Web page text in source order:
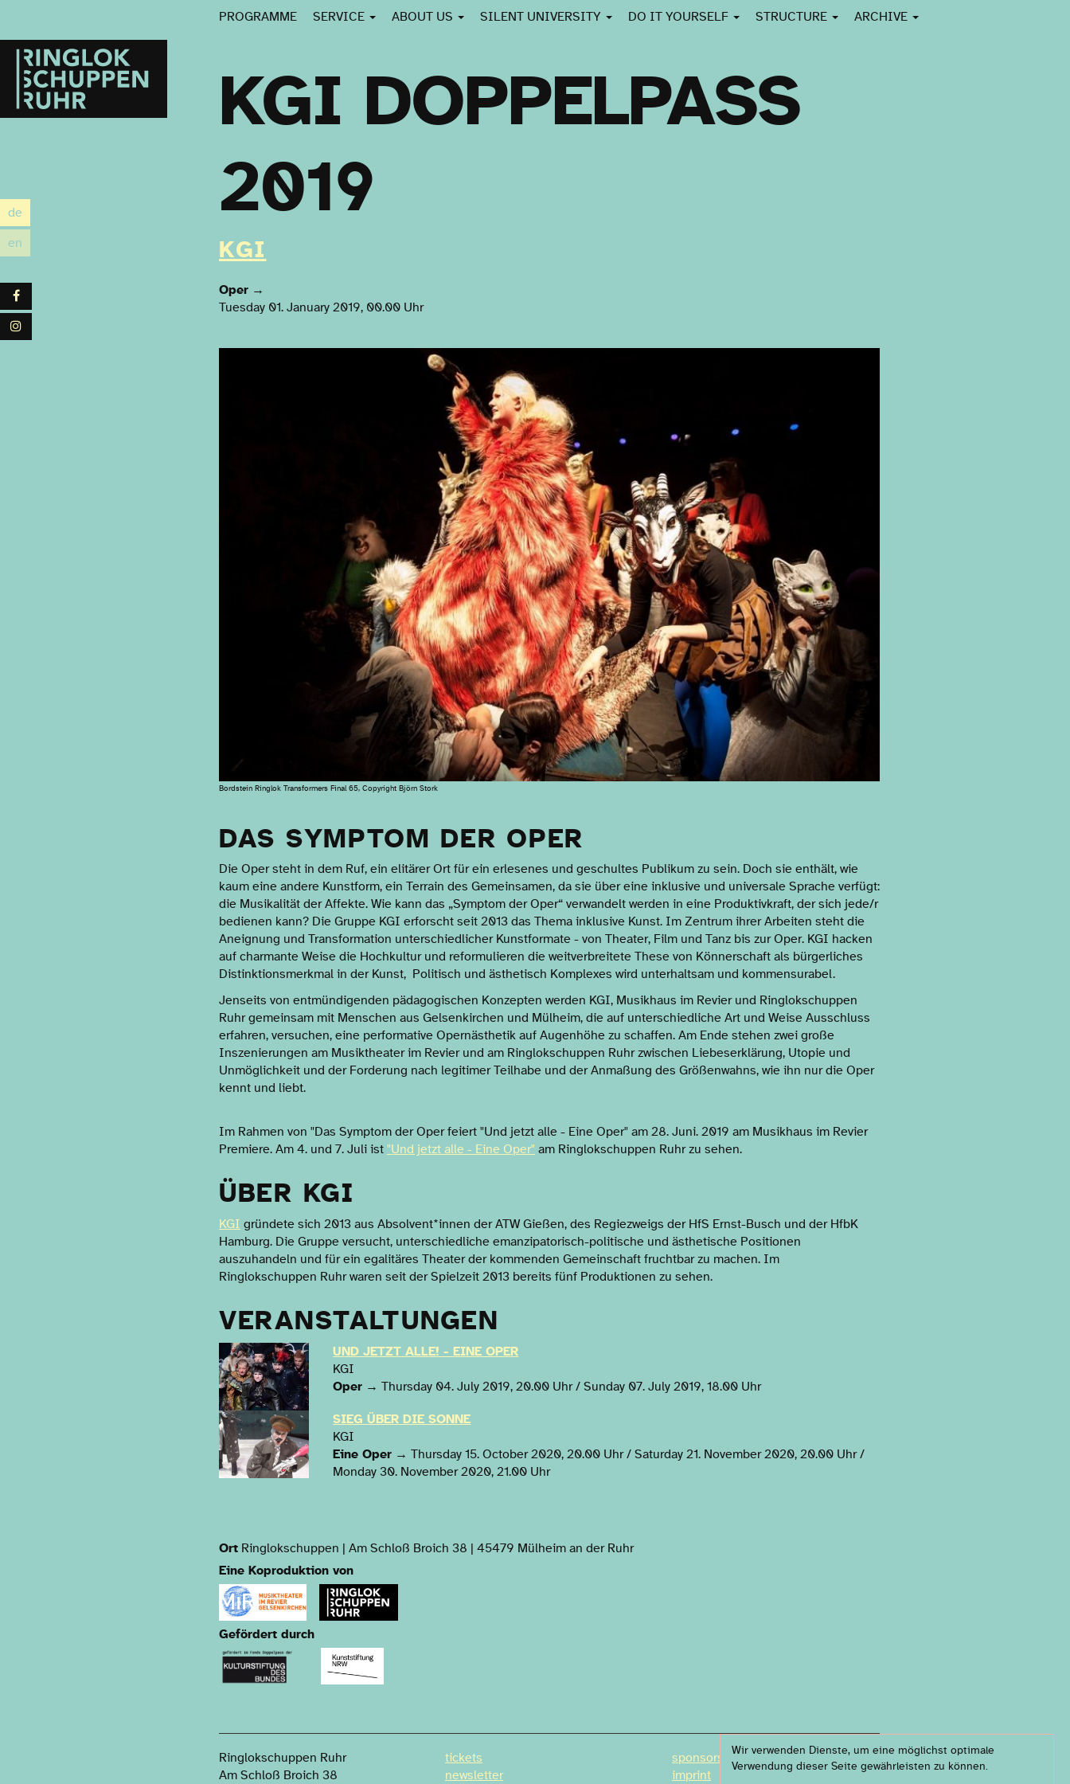
Ringlokschuppen
de
en
PROGRAMME SERVICE ABOUT US SILENT UNIVERSITY DO IT YOURSELF STRUCTURE ARCHIVE
Facebook
Instagram
KGI DOPPELPASS
2019
KGI
Oper →
Tuesday 01. January 2019, 00.00 Uhr
Bordstein Ringlok Transformers Final 65, Copyright Björn Stork
DAS SYMPTOM DER OPER
Die Oper steht in dem Ruf, ein elitärer Ort für ein erlesenes und geschultes Publikum zu sein. Doch sie enthält, wie
kaum eine andere Kunstform, ein Terrain des Gemeinsamen, da sie über eine inklusive und universale Sprache verfügt:
die Musikalität der Affekte. Wie kann das „Symptom der Oper“ verwandelt werden in eine Produktivkraft, der sich jede/r
bedienen kann? Die Gruppe KGI erforscht seit 2013 das Thema inklusive Kunst. Im Zentrum ihrer Arbeiten steht die
Aneignung und Transformation unterschiedlicher Kunstformate - von Theater, Film und Tanz bis zur Oper. KGI hacken
auf charmante Weise die Hochkultur und reformulieren die weitverbreitete These von Könnerschaft als bürgerliches
Distinktionsmerkmal in der Kunst, Politisch und ästhetisch Komplexes wird unterhaltsam und kommensurabel.
Jenseits von entmündigenden pädagogischen Konzepten werden KGI, Musikhaus im Revier und Ringlokschuppen
Ruhr gemeinsam mit Menschen aus Gelsenkirchen und Mülheim, die auf unterschiedliche Art und Weise Ausschluss
erfahren, versuchen, eine performative Opernästhetik auf Augenhöhe zu schaffen. Am Ende stehen zwei große
Inszenierungen am Musiktheater im Revier und am Ringlokschuppen Ruhr zwischen Liebeserklärung, Utopie und
Unmöglichkeit und der Forderung nach legitimer Teilhabe und der Anmaßung des Größenwahns, wie ihn nur die Oper
kennt und liebt.
Im Rahmen von "Das Symptom der Oper feiert "Und jetzt alle - Eine Oper" am 28. Juni. 2019 am Musikhaus im Revier
Premiere. Am 4. und 7. Juli ist "Und jetzt alle - Eine Oper" am Ringlokschuppen Ruhr zu sehen.
ÜBER KGI
KGI gründete sich 2013 aus Absolvent*innen der ATW Gießen, des Regiezweigs der HfS Ernst-Busch und der HfbK
Hamburg. Die Gruppe versucht, unterschiedliche emanzipatorisch-politische und ästhetische Positionen
auszuhandeln und für ein egalitäres Theater der kommenden Gemeinschaft fruchtbar zu machen. Im
Ringlokschuppen Ruhr waren seit der Spielzeit 2013 bereits fünf Produktionen zu sehen.
VERANSTALTUNGEN
UND JETZT ALLE! - EINE OPER
KGI
Oper → Thursday 04. July 2019, 20.00 Uhr / Sunday 07. July 2019, 18.00 Uhr
SIEG ÜBER DIE SONNE
KGI
Eine Oper → Thursday 15. October 2020, 20.00 Uhr / Saturday 21. November 2020, 20.00 Uhr /
Monday 30. November 2020, 21.00 Uhr
Ort Ringlokschuppen | Am Schloß Broich 38 | 45479 Mülheim an der Ruhr
Eine Koproduktion von
Gefördert durch
Ringlokschuppen Ruhr
Am Schloß Broich 38
tickets
newsletter
sponsors & partners
imprint
Wir verwenden Dienste, um eine möglichst optimale
Verwendung dieser Seite gewährleisten zu können.